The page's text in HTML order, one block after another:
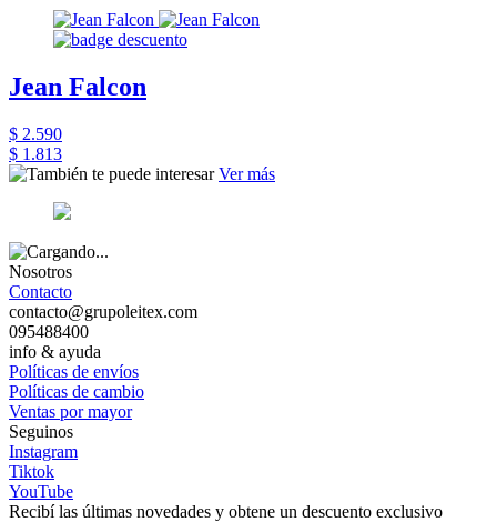
Jean Falcon
$ 2.590
$ 1.813
Ver más
Nosotros
Contacto
contacto@grupoleitex.com
095488400
info & ayuda
Políticas de envíos
Políticas de cambio
Ventas por mayor
Seguinos
Instagram
Tiktok
YouTube
Recibí las últimas novedades y obtene un descuento exclusivo